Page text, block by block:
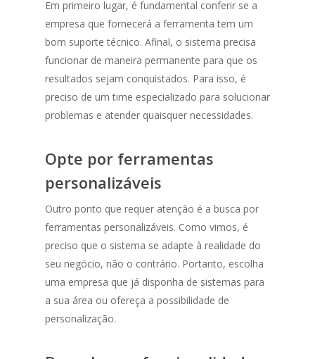
Em primeiro lugar, é fundamental conferir se a
empresa que fornecerá a ferramenta tem um
bom suporte técnico. Afinal, o sistema precisa
funcionar de maneira permanente para que os
resultados sejam conquistados. Para isso, é
preciso de um time especializado para solucionar
problemas e atender quaisquer necessidades.
Opte por ferramentas
personalizáveis
Outro ponto que requer atenção é a busca por
ferramentas personalizáveis. Como vimos, é
preciso que o sistema se adapte à realidade do
seu negócio, não o contrário. Portanto, escolha
uma empresa que já disponha de sistemas para
a sua área ou ofereça a possibilidade de
personalização.